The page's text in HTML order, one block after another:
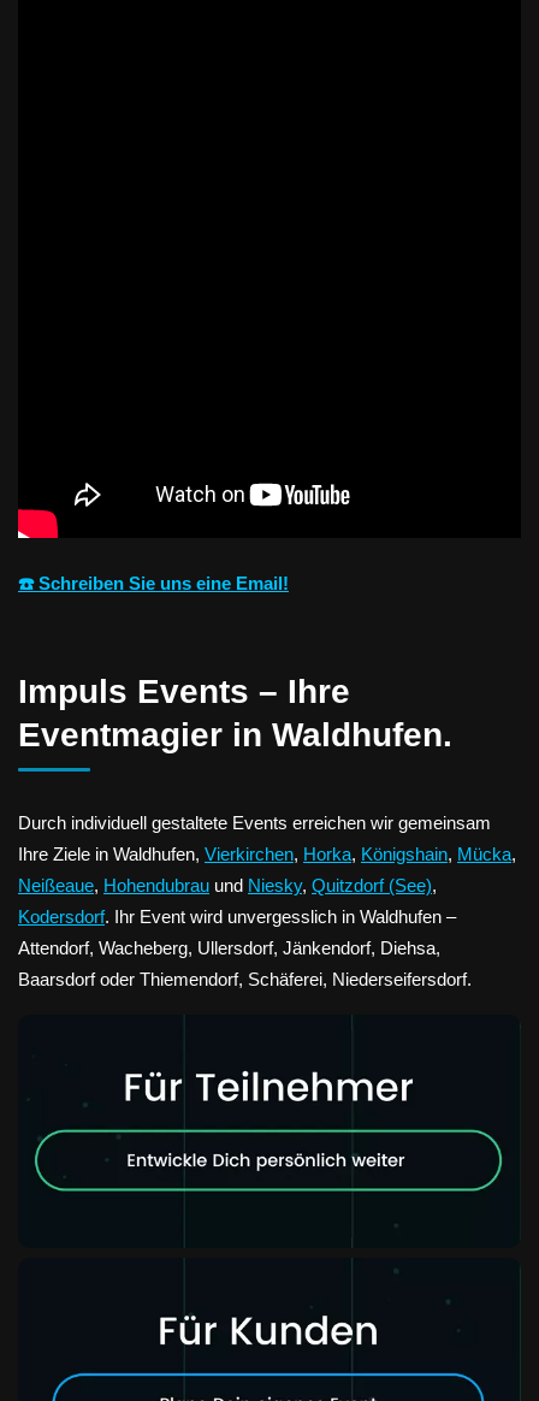
☎️ Schreiben Sie uns eine Email!
Impuls Events – Ihre
Eventmagier in Waldhufen.
Durch individuell gestaltete Events erreichen wir gemeinsam
Ihre Ziele in Waldhufen, Vierkirchen, Horka, Königshain, Mücka,
Neißeaue, Hohendubrau und Niesky, Quitzdorf (See),
Kodersdorf. Ihr Event wird unvergesslich in Waldhufen –
Attendorf, Wacheberg, Ullersdorf, Jänkendorf, Diehsa,
Baarsdorf oder Thiemendorf, Schäferei, Niederseifersdorf.